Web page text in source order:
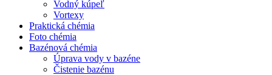
Vodný kúpeľ
Vortexy
Praktická chémia
Foto chémia
Bazénová chémia
Úprava vody v bazéne
Čistenie bazénu